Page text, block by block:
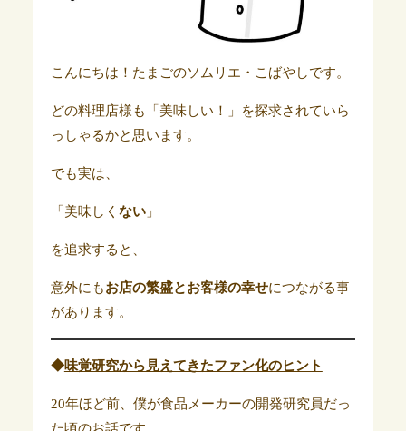
こんにちは！たまごのソムリエ・こばやしです。
どの料理店様も「美味しい！」を探求されていら
っしゃるかと思います。
でも実は、
「美味しく ない」
を追求すると、
意外にもお店の繁盛とお客様の幸せにつながる事
があります。
◆味覚研究から見えてきたファン化のヒント
20年ほど前、僕が食品メーカーの開発研究員だっ